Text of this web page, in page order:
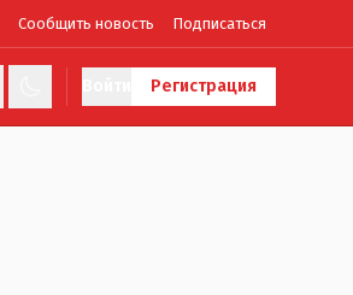
Сообщить новость Подписаться
Регистрация